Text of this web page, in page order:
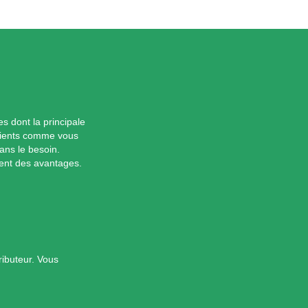
dont la principale
comme vous
le besoin.
des avantages.
Vous